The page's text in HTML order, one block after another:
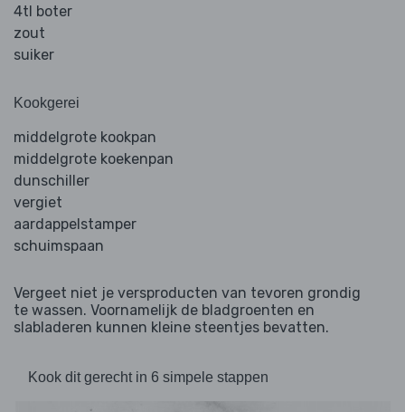
4tl boter
zout
suiker
Kookgerei
middelgrote kookpan
middelgrote koekenpan
dunschiller
vergiet
aardappelstamper
schuimspaan
Vergeet niet je versproducten van tevoren grondig
te wassen. Voornamelijk de bladgroenten en
slabladeren kunnen kleine steentjes bevatten.
Kook dit gerecht in 6 simpele stappen